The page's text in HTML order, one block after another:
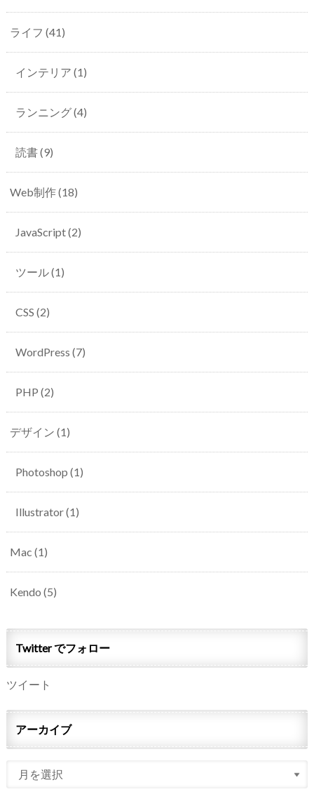
ライフ (41)
インテリア (1)
ランニング(4)
読書(9)
Web制作(18)
JavaScript(2)
ツール(1)
CSS (2)
WordPress (7)
PHP (2)
デザイン (1)
Photoshop (1)
Illustrator(1)
Mac (1)
Kendo (5)
Twitter でフォロー
ツイート
アーカイブ